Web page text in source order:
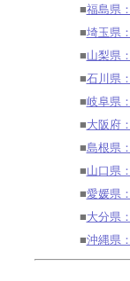
■福島県：
■埼玉県：
■山梨県：
■石川県：
■岐阜県：
■大阪府：
■島根県：
■山口県：
■愛媛県：
■大分県：
■沖縄県：